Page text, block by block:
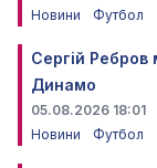
Новини
Футбол
Сергій Ребров
Динамо
05.08.2026 18:01
Новини
Футбол